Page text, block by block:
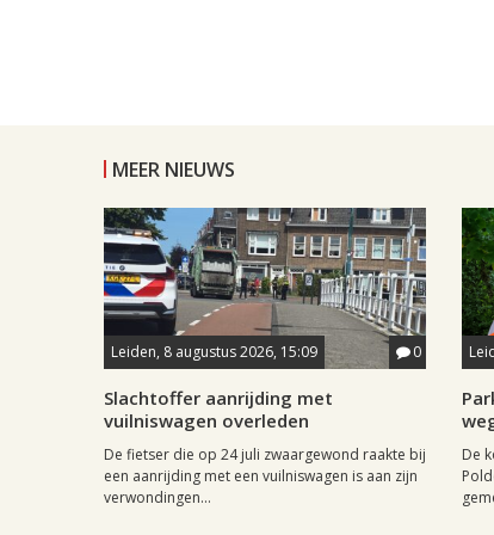
MEER NIEUWS
Leiden, 8 augustus 2026, 15:09 0
Slachtoffer aanrijding met
vuilniswagen overleden
De fietser die op 24 juli zwaargewond raakte bij
een aanrijding met een vuilniswagen is aan zijn
verwondingen...
De